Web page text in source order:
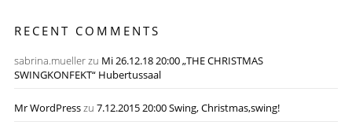
RECENT COMMENTS
sabrina.muellerzu Mi 26.12.18 20:00 „THE CHRISTMAS
SWINGKONFEKT“ Hubertussaal
Mr WordPresszu 7.12.2015 20:00 Swing, Christmas,swing!